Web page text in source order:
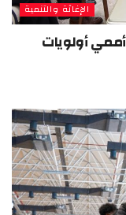
الإغاثة والتنمية
أولويات